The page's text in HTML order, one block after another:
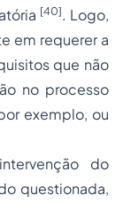
[40]. Logo,
em requerer a
que não
no processo
exemplo, ou
do
questionada,